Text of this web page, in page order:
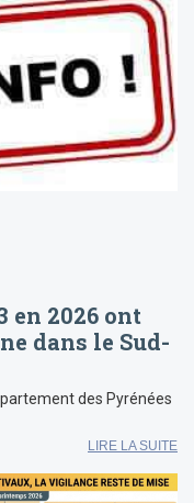
en 2026 ont
dans le Sud-
des Pyrénées
LIRE LA SUITE